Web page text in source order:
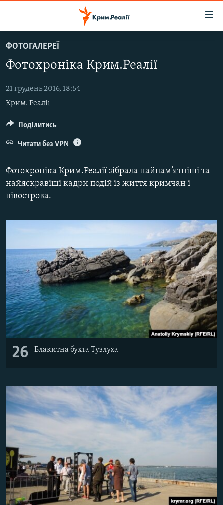
до
основного
Перейти
до
навігації
Перейти
ВОДА.КРИМ
ВІДЕО ТА ФОТО
ПОЛІТИКА
БЛОГИ
ПОГЛЯД
ВСЕ ЗА ДЕНЬ
СПЕЦПРОЕКТИ
СВІДЧЕННЯ ОКУПАЦІЇ
УКРАЇНСЬКА ПРОБЛЕМА КРИМУ
ІНФОГРАФІКА
Qırımtatar
ДОЛУЧАЙСЯ!
Усі сайти RFE/RL
ФОТОГАЛЕРЕЇ
Фотохронiка Крим.Реалії
21 грудень 2016, 18:54
Крим. Реалії
Фотохроніка Крим.Реалії зібрала найпам’ятніші та
найяскравіші кадри подій із життя кримчан і
півострова.
26 Блакитна бухта Тузлуха
Поділитись
Читати без VPN